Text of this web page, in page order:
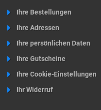
Ihre Bestellungen
Ihre Adressen
Ihre persönlichen Daten
Ihre Gutscheine
Ihre Cookie-Einstellungen
Ihr Widerruf